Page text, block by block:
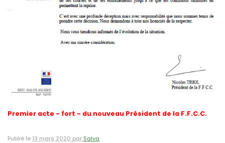
Premier acte - fort - du nouveau Président de la F.F.C.C.
Publié le 13 mars 2020 par Salva